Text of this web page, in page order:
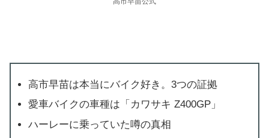
高市早苗は本当にバイク好き。3つの証拠
愛車バイクの車種は「カワサキ Z400GP」
ハーレーに乗っていた噂の真相